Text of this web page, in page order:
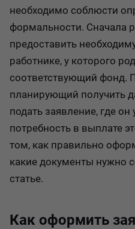
необходимо соблюсти
формальности. Сначала
предоставить
работнике, у которого
соответствующий фонд.
планирующий получить
подать заявление, где
потребность в выплате
том, как правильно
какие документы нужно
статье.
Как оформить